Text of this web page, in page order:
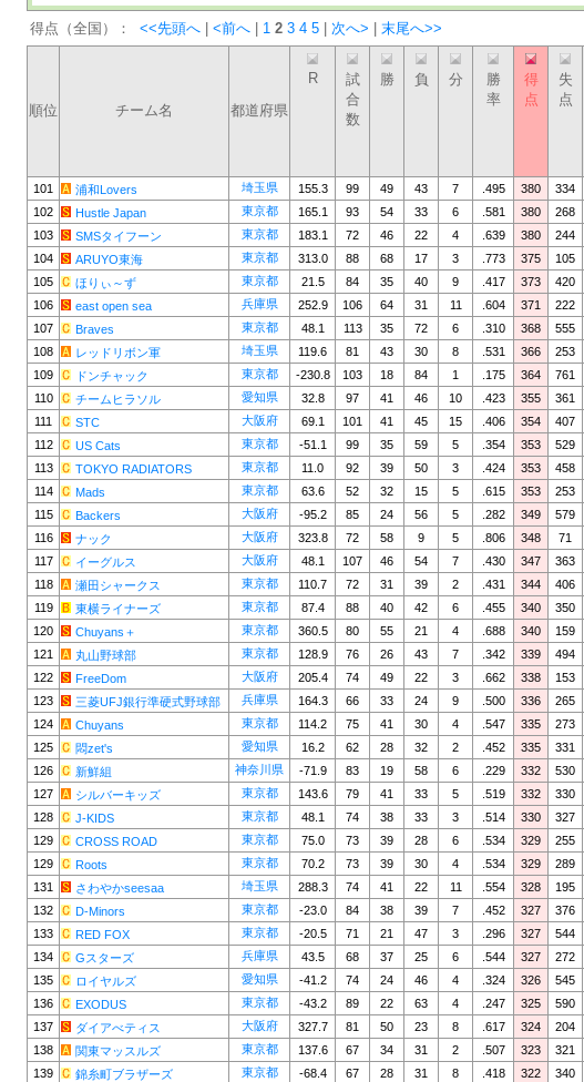
得点（全国）： <<先頭へ <前へ 1 2 3 4 5 次へ> 末尾へ>>
順位 チーム名 都道府県
R
試
合
数
勝 負 分
勝
率
得
点
失
点
101 浦和Lovers 埼玉県 155.3 99 49 43 7 .495 380 334
102
Hustle Japan 東京都 165.1 93 54 33 6 .581 380 268
103
SMSタイフーン 東京都 183.1 72 46 22 4 .639 380 244
104
ARUYO東海 東京都 313.0 88 68 17 3 .773 375 105
105
ほりぃ～ず 東京都 21.5 84 35 40 9 .417 373 420
106
east open sea 兵庫県 252.9 106 64 31 11 .604 371 222
107
Braves 東京都 48.1 113 35 72 6 .310 368 555
108
レッドリボン軍 埼玉県 119.6 81 43 30 8 .531 366 253
109
ドンチャック 東京都 -230.8 103 18 84 1 .175 364 761
110
チームヒラソル 愛知県 32.8 97 41 46 10 .423 355 361
111
STC 大阪府 69.1 101 41 45 15 .406 354 407
112
US Cats 東京都 -51.1 99 35 59 5 .354 353 529
113
TOKYO RADIATORS 東京都 11.0 92 39 50 3 .424 353 458
114
Mads 東京都 63.6 52 32 15 5 .615 353 253
115
Backers 大阪府 -95.2 85 24 56 5 .282 349 579
116
ナック 大阪府 323.8 72 58 9 5 .806 348 71
117
イーグルス 大阪府 48.1 107 46 54 7 .430 347 363
118
瀬田シャークス 東京都 110.7 72 31 39 2 .431 344 406
119
東横ライナーズ 東京都 87.4 88 40 42 6 .455 340 350
120
Chuyans＋ 東京都 360.5 80 55 21 4 .688 340 159
121
丸山野球部 東京都 128.9 76 26 43 7 .342 339 494
122
FreeDom 大阪府 205.4 74 49 22 3 .662 338 153
123
三菱UFJ銀行準硬式野球部 兵庫県 164.3 66 33 24 9 .500 336 265
124
Chuyans 東京都 114.2 75 41 30 4 .547 335 273
125
悶zet's 愛知県 16.2 62 28 32 2 .452 335 331
126
新鮮組 神奈川県 -71.9 83 19 58 6 .229 332 530
127
シルバーキッズ 東京都 143.6 79 41 33 5 .519 332 330
128
J-KIDS 東京都 48.1 74 38 33 3 .514 330 327
129
CROSS ROAD 東京都 75.0 73 39 28 6 .534 329 255
129
Roots 東京都 70.2 73 39 30 4 .534 329 289
131
さわやかseesaa 埼玉県 288.3 74 41 22 11 .554 328 195
132
D-Minors 東京都 -23.0 84 38 39 7 .452 327 376
133
RED FOX 東京都 -20.5 71 21 47 3 .296 327 544
134
Gスターズ 兵庫県 43.5 68 37 25 6 .544 327 272
135
ロイヤルズ 愛知県 -41.2 74 24 46 4 .324 326 545
136
EXODUS 東京都 -43.2 89 22 63 4 .247 325 590
137
ダイアべティス 大阪府 327.7 81 50 23 8 .617 324 204
138
関東マッスルズ 東京都 137.6 67 34 31 2 .507 323 321
139
錦糸町ブラザーズ 東京都 -68.4 67 28 31 8 .418 322 340